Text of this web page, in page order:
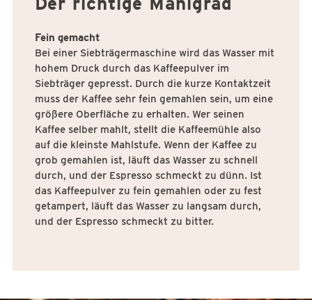
Fein gemacht
Bei einer Siebträgermaschine wird das Wasser mit
hohem Druck durch das Kaffeepulver im
Siebträger gepresst. Durch die kurze Kontaktzeit
muss der Kaffee sehr fein gemahlen sein, um eine
größere Oberfläche zu erhalten. Wer seinen
Kaffee selber mahlt, stellt die Kaffeemühle also
auf die kleinste Mahlstufe. Wenn der Kaffee zu
grob gemahlen ist, läuft das Wasser zu schnell
durch, und der Espresso schmeckt zu dünn. Ist
das Kaffeepulver zu fein gemahlen oder zu fest
getampert, läuft das Wasser zu langsam durch,
und der Espresso schmeckt zu bitter.